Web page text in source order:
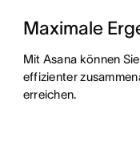
Maximale
Mit Asana können
effizienter
erreichen.